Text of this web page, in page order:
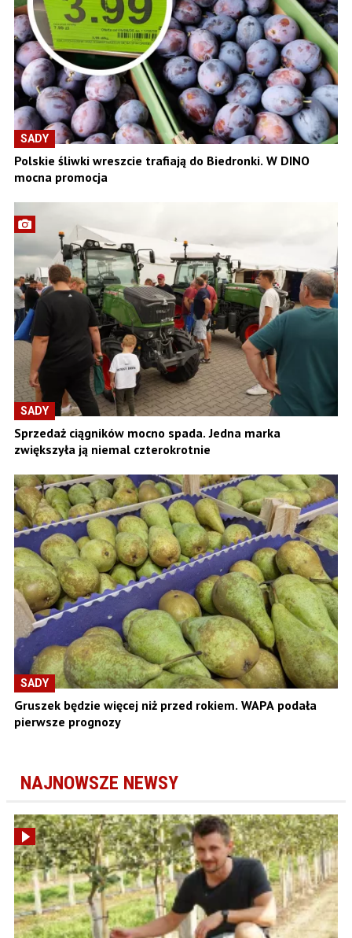
SADY
Polskie śliwki wreszcie trafiają do Biedronki. W DINO
mocna promocja
SADY
Sprzedaż ciągników mocno spada. Jedna marka
zwiększyła ją niemal czterokrotnie
SADY
Gruszek będzie więcej niż przed rokiem. WAPA podała
pierwsze prognozy
NAJNOWSZE NEWSY